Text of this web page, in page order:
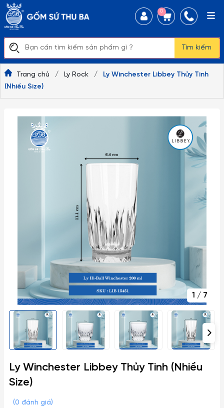
Tìm kiếm
0
Trang chủ / Ly Rock /
Ly Winchester Libbey Thủy Tinh
(Nhiều Size)
1 / 7
Ly Winchester Libbey Thủy Tinh (Nhiều
Size)
(0 đánh giá)